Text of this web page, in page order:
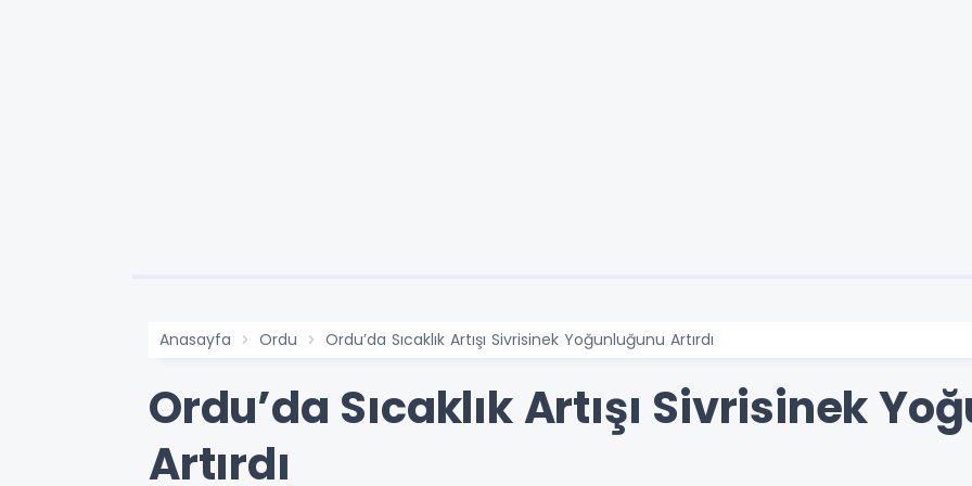
Anasayfa Ordu Ordu’da Sıcaklık Artışı Sivrisinek Yoğunluğunu Artırdı
Ordu’da Sıcaklık Artışı Sivrisinek
Artırdı